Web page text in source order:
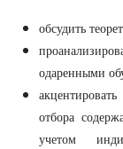
обсудить
одаренными
отбора
учетом